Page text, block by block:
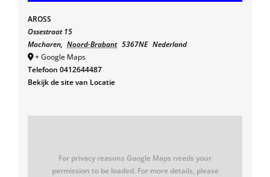
AROSS
Ossestraat 15
Macharen, Noord-Brabant 5367NE Nederland
+ Google Maps
Telefoon 0412644487
Bekijk de site van Locatie
For privacy reasons Google Maps needs your
permission to be loaded. For more details, please